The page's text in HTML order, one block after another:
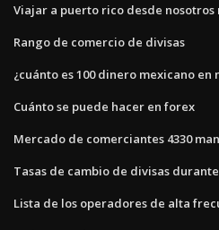
Viajar a puerto rico desde nosotros
Rango de comercio de divisas
¿cuánto es 100 dinero mexicano en
Cuánto se puede hacer en forex
Mercado de comerciantes 4330
Tasas de cambio de divisas
Lista de los operadores de alta